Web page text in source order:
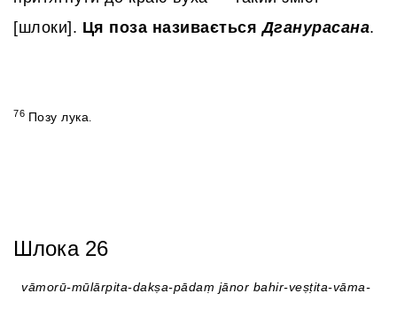
[шлоки]. Ця поза називаєтьсяДганурасана.
76 Позу лука
Шлока 26
vāmorū-mūlārpita-dakṣa-pādaṃ jānor bahir-veṣṭita-vāma-